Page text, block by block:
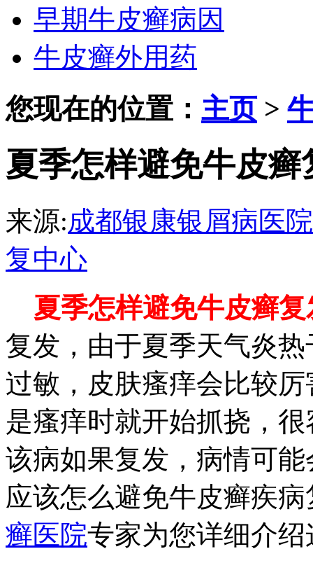
早期牛皮癣病因
牛皮癣外用药
您现在的位置： 主页>
夏季怎样避免牛皮癣
来源:成都银康银屑病医院
复中心
夏季怎样避免牛皮癣复
复发，由于夏季天气炎
过敏，皮肤瘙痒会比较
是瘙痒时就开始抓挠，
该病如果复发，病情可
应该怎么避免牛皮癣疾
癣医院专家为您详细介